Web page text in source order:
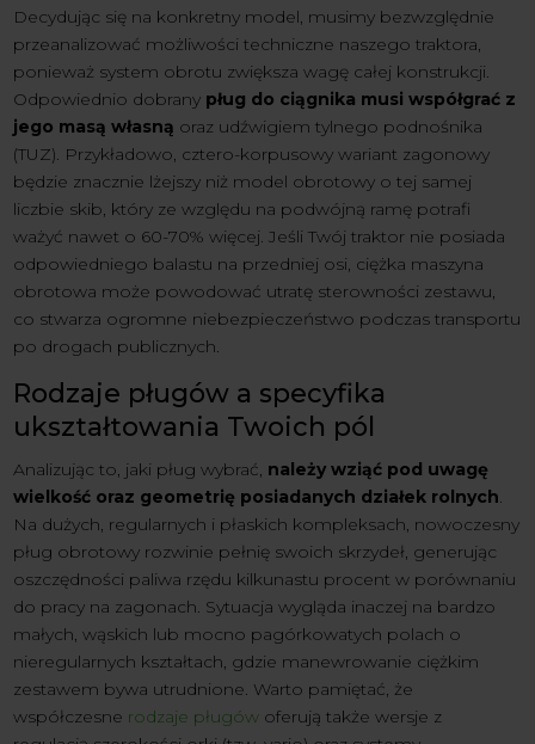
Decydując się na konkretny model, musimy bezwzględnie
przeanalizować możliwości techniczne naszego traktora,
ponieważ system obrotu zwiększa wagę całej konstrukcji.
Odpowiednio dobrany pług do ciągnika musi współgrać z
jego masą własną oraz udźwigiem tylnego podnośnika
(TUZ). Przykładowo, cztero-korpusowy wariant zagonowy
będzie znacznie lżejszy niż model obrotowy o tej samej
liczbie skib, który ze względu na podwójną ramę potrafi
ważyć nawet o 60-70% więcej. Jeśli Twój traktor nie posiada
odpowiedniego balastu na przedniej osi, ciężka maszyna
obrotowa może powodować utratę sterowności zestawu,
co stwarza ogromne niebezpieczeństwo podczas transportu
po drogach publicznych.
Rodzaje pługów a specyfika
ukształtowania Twoich pól
Analizując to, jaki pług wybrać, należy wziąć pod uwagę
wielkość oraz geometrię posiadanych działek rolnych.
Na dużych, regularnych i płaskich kompleksach, nowoczesny
pług obrotowy rozwinie pełnię swoich skrzydeł, generując
oszczędności paliwa rzędu kilkunastu procent w porównaniu
do pracy na zagonach. Sytuacja wygląda inaczej na bardzo
małych, wąskich lub mocno pagórkowatych polach o
nieregularnych kształtach, gdzie manewrowanie ciężkim
zestawem bywa utrudnione. Warto pamiętać, że
współczesne rodzaje pługów oferują także wersje z